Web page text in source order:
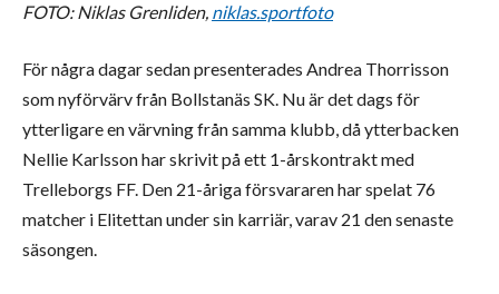
FOTO: Niklas Grenliden, niklas.sportfoto
För några dagar sedan presenterades Andrea Thorrisson
som nyförvärv från Bollstanäs SK. Nu är det dags för
ytterligare en värvning från samma klubb, då ytterbacken
Nellie Karlsson har skrivit på ett 1-årskontrakt med
Trelleborgs FF. Den 21-åriga försvararen har spelat 76
matcher i Elitettan under sin karriär, varav 21 den senaste
säsongen.